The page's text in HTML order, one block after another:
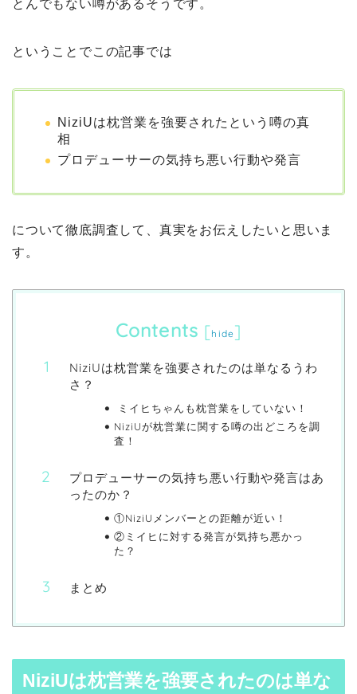
とんでもない噂があるそうです。
ということでこの記事では
NiziUは枕営業を強要されたという噂の真
相
プロデューサーの気持ち悪い行動や発言
について徹底調査して、真実をお伝えしたいと思いま
す。
Contents [hide]
NiziUは枕営業を強要されたのは単なるうわ
さ？
ミイヒちゃんも枕営業をしていない！
NiziUが枕営業に関する噂の出どころを調
査！
プロデューサーの気持ち悪い行動や発言はあ
ったのか？
①NiziUメンバーとの距離が近い！
②ミイヒに対する発言が気持ち悪かっ
た？
まとめ
NiziUは枕営業を強要されたのは単な